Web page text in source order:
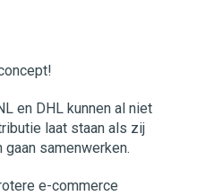
en DHL kunnen al niet
laat staan als zij
samenwerken.
e-commerce